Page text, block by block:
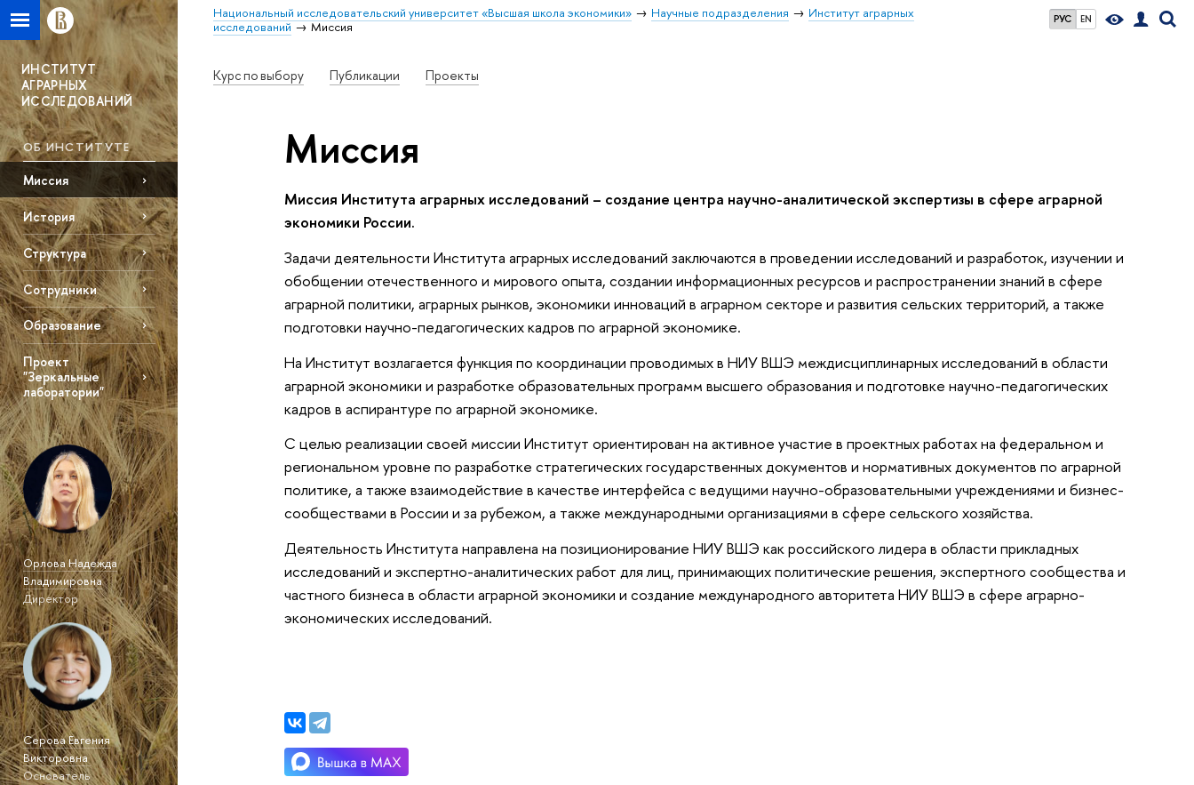
РУС EN
Национальный исследовательский университет «Высшая школа экономики» Научные подразделения
Институт аграрных
исследований
Миссия
ИНСТИТУТ
АГРАРНЫХ
ИССЛЕДОВАНИЙ
ОБ ИНСТИТУТЕ
Миссия
История
Структура
Сотрудники
Образование
Проект
"Зеркальные
лаборатории"
Орлова Надежда
Владимировна
Директор
Серова Евгения
Викторовна
Основатель
Курс по выбору Публикации Проекты
Миссия
Миссия Института аграрных исследований – создание центра научно-аналитической экспертизы в сфере аграрной
экономики России.
Задачи деятельности Института аграрных исследований заключаются в проведении исследований и разработок, изучении и
обобщении отечественного и мирового опыта, создании информационных ресурсов и распространении знаний в сфере
аграрной политики, аграрных рынков, экономики инноваций в аграрном секторе и развития сельских территорий, а также
подготовки научно-педагогических кадров по аграрной экономике.
На Институт возлагается функция по координации проводимых в НИУ ВШЭ междисциплинарных исследований в области
аграрной экономики и разработке образовательных программ высшего образования и подготовке научно-педагогических
кадров в аспирантуре по аграрной экономике.
С целью реализации своей миссии Институт ориентирован на активное участие в проектных работах на федеральном и
региональном уровне по разработке стратегических государственных документов и нормативных документов по аграрной
политике, а также взаимодействие в качестве интерфейса с ведущими научно-образовательными учреждениями и бизнес-
сообществами в России и за рубежом, а также международными организациями в сфере сельского хозяйства.
Деятельность Института направлена на позиционирование НИУ ВШЭ как российского лидера в области прикладных
исследований и экспертно-аналитических работ для лиц, принимающих политические решения, экспертного сообщества и
частного бизнеса в области аграрной экономики и создание международного авторитета НИУ ВШЭ в сфере аграрно-
экономических исследований.